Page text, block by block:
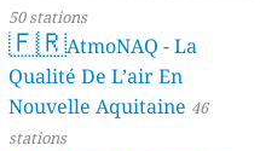
50 stations
🇫🇷AtmoNAQ - La
Qualité De L’air En
Nouvelle Aquitaine 46
stations